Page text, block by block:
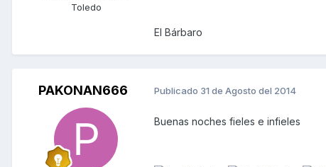
Toledo
El Bárbaro
PAKONAN666 Publicado 31 de Agosto del 2014
Buenas noches fieles e infieles